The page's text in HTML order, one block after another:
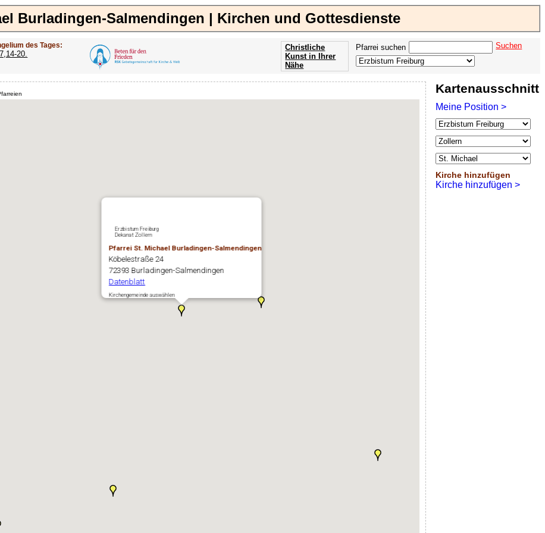
Burladingen-Salmendingen | Kirchen und Gottesdienste
des Tages:
20.
Pfarrei suchen Suchen
Christliche
Kunst in Ihrer
Nähe
Offenbarung
der Apokalypse
des Johannes
Kartenausschnitt
Meine Position >
Kirche hinzufügen
Kirche hinzufügen >
Erzbistum Freiburg
Dekanat Zollern
Pfarrei St. Michael Burladingen-Salmendingen
Köbelestraße 24
72393 Burladingen-Salmendingen
Datenblatt
Kirchengemeinde auswählen